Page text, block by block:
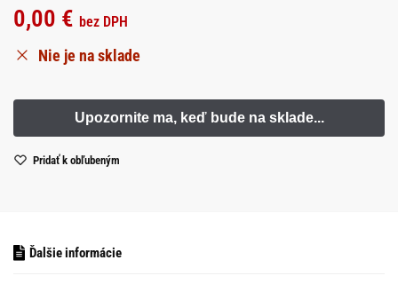
0,00 € bez DPH
Nie je na sklade
Pridať k obľubeným
Ďalšie informácie